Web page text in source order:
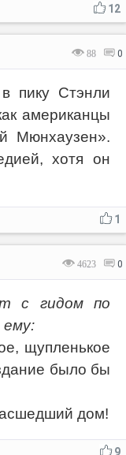
12
88 0
пику Стэнли
американцы
Мюнхаузен».
хотя он
1
4623 0
с гидом по
ему:
щупленькое
было бы
дом!
9